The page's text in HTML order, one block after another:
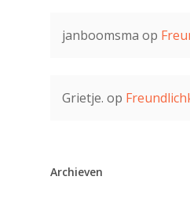
janboomsma op
Grietje. op
Archieven